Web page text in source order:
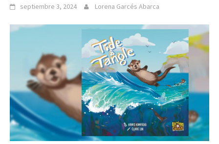
septiembre 3, 2024 Lorena Garcés Abarca